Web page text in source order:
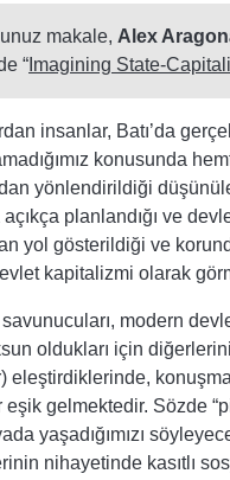
makale, Alex
“ Imagining State-
insanlar, Batı’da
konusunda
yönlendirildiği
planlandığı ve
yol gösterildiği ve
kapitalizmi olarak
modern
oldukları için
eleştirdiklerinde,
gelmektedir. Sözde
yaşadığımızı
nihayetinde kasıtlı